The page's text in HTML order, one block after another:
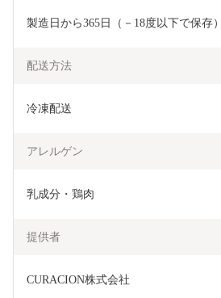
製造日から365日（－18度以下で保存）
配送方法
冷凍配送
アレルゲン
乳成分・鶏肉
提供者
CURACION株式会社